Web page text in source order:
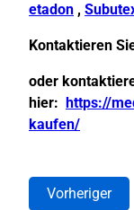
etadon ,
Kontaktieren
oder
hier:
https://
kaufen/
Vorheriger